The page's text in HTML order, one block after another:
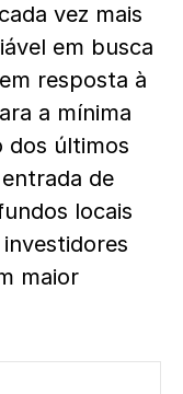
vez mais
em busca
resposta à
a mínima
dos últimos
de
locais
maior